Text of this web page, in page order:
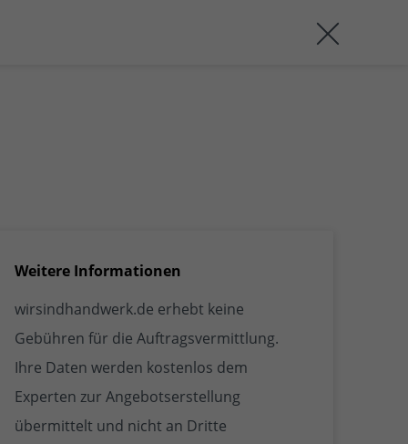
Weitere Informationen
wirsindhandwerk.de erhebt keine
Gebühren für die Auftragsvermittlung.
Ihre Daten werden kostenlos dem
Experten zur Angebotserstellung
übermittelt und nicht an Dritte